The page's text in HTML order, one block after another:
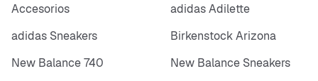
Accesorios
adidas Adilette
adidas Sneakers
Birkenstock Arizona
New Balance 740
New Balance Sneakers